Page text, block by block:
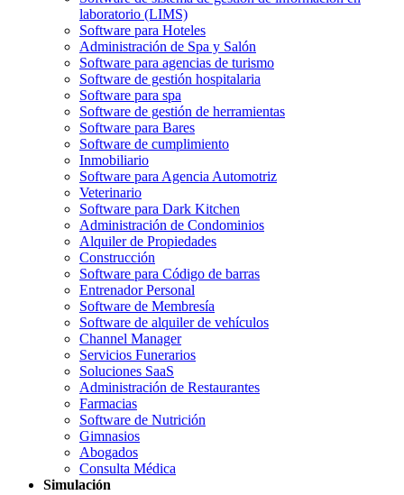
laboratorio (LIMS)
Software para Hoteles
Administración de Spa y Salón
Software para agencias de turismo
Software de gestión hospitalaria
Software para spa
Software de gestión de herramientas
Software para Bares
Software de cumplimiento
Inmobiliario
Software para Agencia Automotriz
Veterinario
Software para Dark Kitchen
Administración de Condominios
Alquiler de Propiedades
Construcción
Software para Código de barras
Entrenador Personal
Software de Membresía
Software de alquiler de vehículos
Channel Manager
Servicios Funerarios
Soluciones SaaS
Administración de Restaurantes
Farmacias
Software de Nutrición
Gimnasios
Abogados
Consulta Médica
Simulación